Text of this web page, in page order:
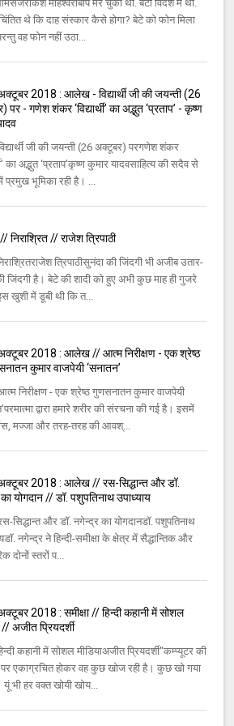
माहेश्वरीबाप मर चुका था. बेटा विदेश में था.
थे कि दाह संस्कार कैसे होगा? बेटे को फोन मिला
वह फोन नहीं उठा...
2018 : आलेख - विद्यार्थी जी की जयन्ती (26
पर - गणेश शंकर ‘विद्यार्थी’ का अद्भुत ‘प्रताप’ - कृष्ण
जी की जयन्ती (26 अक्टूबर) परगणेश शंकर
का अद्भुत ‘प्रताप’कृष्ण कुमार यादवसाहित्य की सदैव से
प्रमुख भूमिका रही है। ...
निराश्रित // राजेश त्रिपाठी
त्रिपाठीसुनंदा की जिंदगी भी अजीब उतार-
जिंदगी है। बेटे की शादी को हुए अभी कुछ माह ही गुजरे
खुशी में डूबी थी कि त...
अक्टूबर 2018 : आलेख // आत्म निरीक्षण - एक श्रेष्ठ
कुमार वाजपेयी ‘सनातन’
निरीक्षण - एक श्रेष्ठ गुणसनातन कुमार वाजपेयी
द्वारा हमारे शरीर की संरचना की गई है। इसमें
मज्जा और तरह-तरह की आवश्...
अक्टूबर 2018 : आलेख // रस-सिद्धान्त और डॉ.
योगदान // डॉ. पशुपतिनाथ उपाध्याय
और डॉ. नगेन्द्र का योगदानडॉ. पशुपतिनाथ
नगेन्द्र ने हिन्दी-समीक्षा के क्षेत्र में सैद्धान्तिक और
दोनों स्तरों प...
2018 : समीक्षा // हिन्दी कहानी में सोशल
// अजीत प्रियदर्शी
कहानी में सोशल मीडियाअजीत प्रियदर्शी"कम्प्यूटर की
एकाग्रचित होकर वह कुछ खोज रही है। कुछ खो गया
भी हर वक्त खोयी खोय...